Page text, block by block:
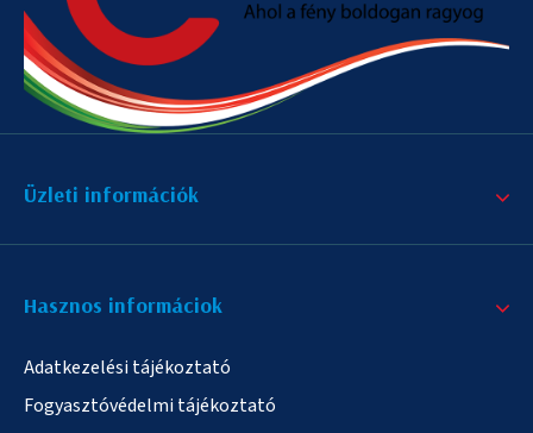
Üzleti információk
Hasznos informáciok
Adatkezelési tájékoztató
Fogyasztóvédelmi tájékoztató